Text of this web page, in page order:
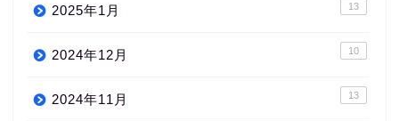
2025年1月 13
2024年12月 10
2024年11月 13